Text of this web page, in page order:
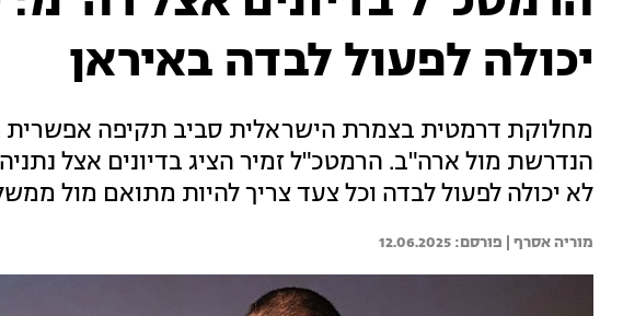
יכולה לפעול לבדה באיראן
מחלוקת דרמטית בצמרת הישראלית סביב תקיפה אפשרית
הנדרשת מול ארה"ב. הרמטכ"ל זמיר הציג בדיונים אצל
לא יכולה לפעול לבדה וכל צעד צריך להיות מתואם מול
מוריה אסרף | 12.06.2025